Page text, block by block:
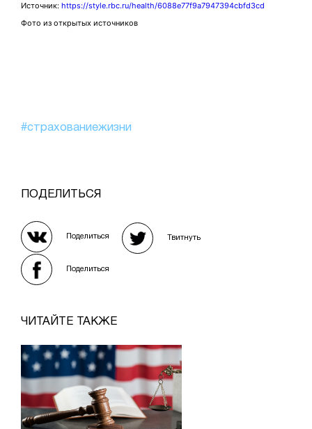
Источник: https://style.rbc.ru/health/6088e77f9a7947394cbfd3cd
Фото из открытых источников
#страхованиежизни
ПОДЕЛИТЬСЯ
Поделиться Твитнуть
Поделиться
ЧИТАЙТЕ ТАКЖЕ